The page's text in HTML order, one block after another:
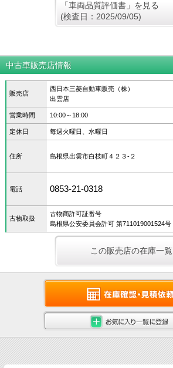
「車両品質評価書」を見る
(検査日：2025/09/05)
中古車販売店情報
販売店
西日本三菱自動車販売（株）
出雲店
営業時間 10:00～18:00
定休日 毎週火曜日、水曜日
住所 島根県出雲市白枝町４２３‐２
電話 0853-21-0318
古物取扱
古物商許可証番号
島根県公安委員会許可 第711019001524号
この販売店の在庫一覧